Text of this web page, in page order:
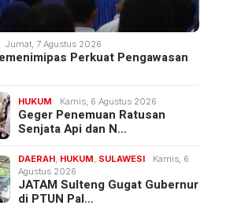
Jumat, 7 Agustus 2026
Perkuat Pengawasan
HUKUM Kamis, 6 Agustus 2026
Geger Penemuan Ratusan
Senjata Api dan N…
DAERAH, HUKUM, SULAWESI
Kamis, 6
Agustus 2026
JATAM Sulteng Gugat Gubernur
di PTUN Pal…